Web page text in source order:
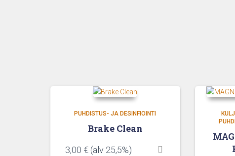
PUHDISTUS- JA DESINFIOINTI
Brake Clean
3,00 € (alv 25,5%)